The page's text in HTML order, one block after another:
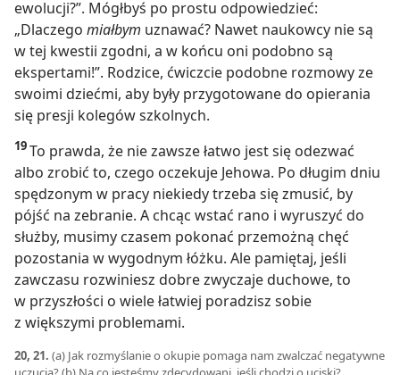
ewolucji?”. Mógłbyś po prostu odpowiedzieć:
„Dlaczego miałbym uznawać? Nawet naukowcy nie są
w tej kwestii zgodni, a w końcu oni podobno są
ekspertami!”. Rodzice, ćwiczcie podobne rozmowy ze
swoimi dziećmi, aby były przygotowane do opierania
się presji kolegów szkolnych.
19To prawda, że nie zawsze łatwo jest się odezwać
albo zrobić to, czego oczekuje Jehowa. Po długim dniu
spędzonym w pracy niekiedy trzeba się zmusić, by
pójść na zebranie. A chcąc wstać rano i wyruszyć do
służby, musimy czasem pokonać przemożną chęć
pozostania w wygodnym łóżku. Ale pamiętaj, jeśli
zawczasu rozwiniesz dobre zwyczaje duchowe, to
w przyszłości o wiele łatwiej poradzisz sobie
z większymi problemami.
20, 21. (a) Jak rozmyślanie o okupie pomaga nam zwalczać negatywne